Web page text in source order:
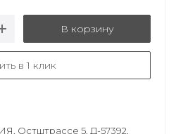
В корзину
в 1 клик
Остштрассе 5, Д-57392,